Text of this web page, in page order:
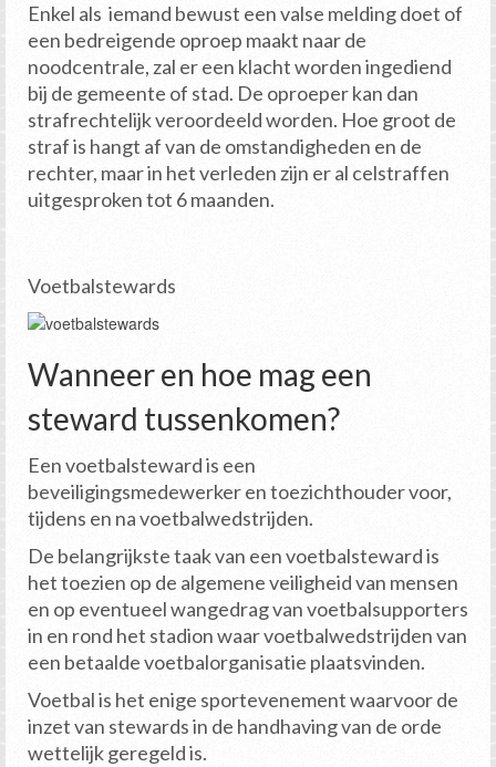
Enkel als iemand bewust een valse melding doet of
een bedreigende oproep maakt naar de
noodcentrale, zal er een klacht worden ingediend
bij de gemeente of stad. De oproeper kan dan
strafrechtelijk veroordeeld worden. Hoe groot de
straf is hangt af van de omstandigheden en de
rechter, maar in het verleden zijn er al celstraffen
uitgesproken tot 6 maanden.
Voetbalstewards
Wanneer en hoe mag een
steward tussenkomen?
Een voetbalsteward is een
beveiligingsmedewerker en toezichthouder voor,
tijdens en na voetbalwedstrijden.
De belangrijkste taak van een voetbalsteward is
het toezien op de algemene veiligheid van mensen
en op eventueel wangedrag van voetbalsupporters
in en rond het stadion waar voetbalwedstrijden van
een betaalde voetbalorganisatie plaatsvinden.
Voetbal is het enige sportevenement waarvoor de
inzet van stewards in de handhaving van de orde
wettelijk geregeld is.